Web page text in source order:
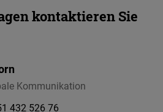
kontaktieren Sie
Kommunikation
432 526 76